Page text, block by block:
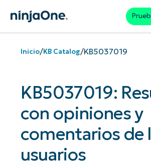
Inicio/KB Catalog/KB5037019
KB5037019:
con opiniones y
comentarios de
usuarios